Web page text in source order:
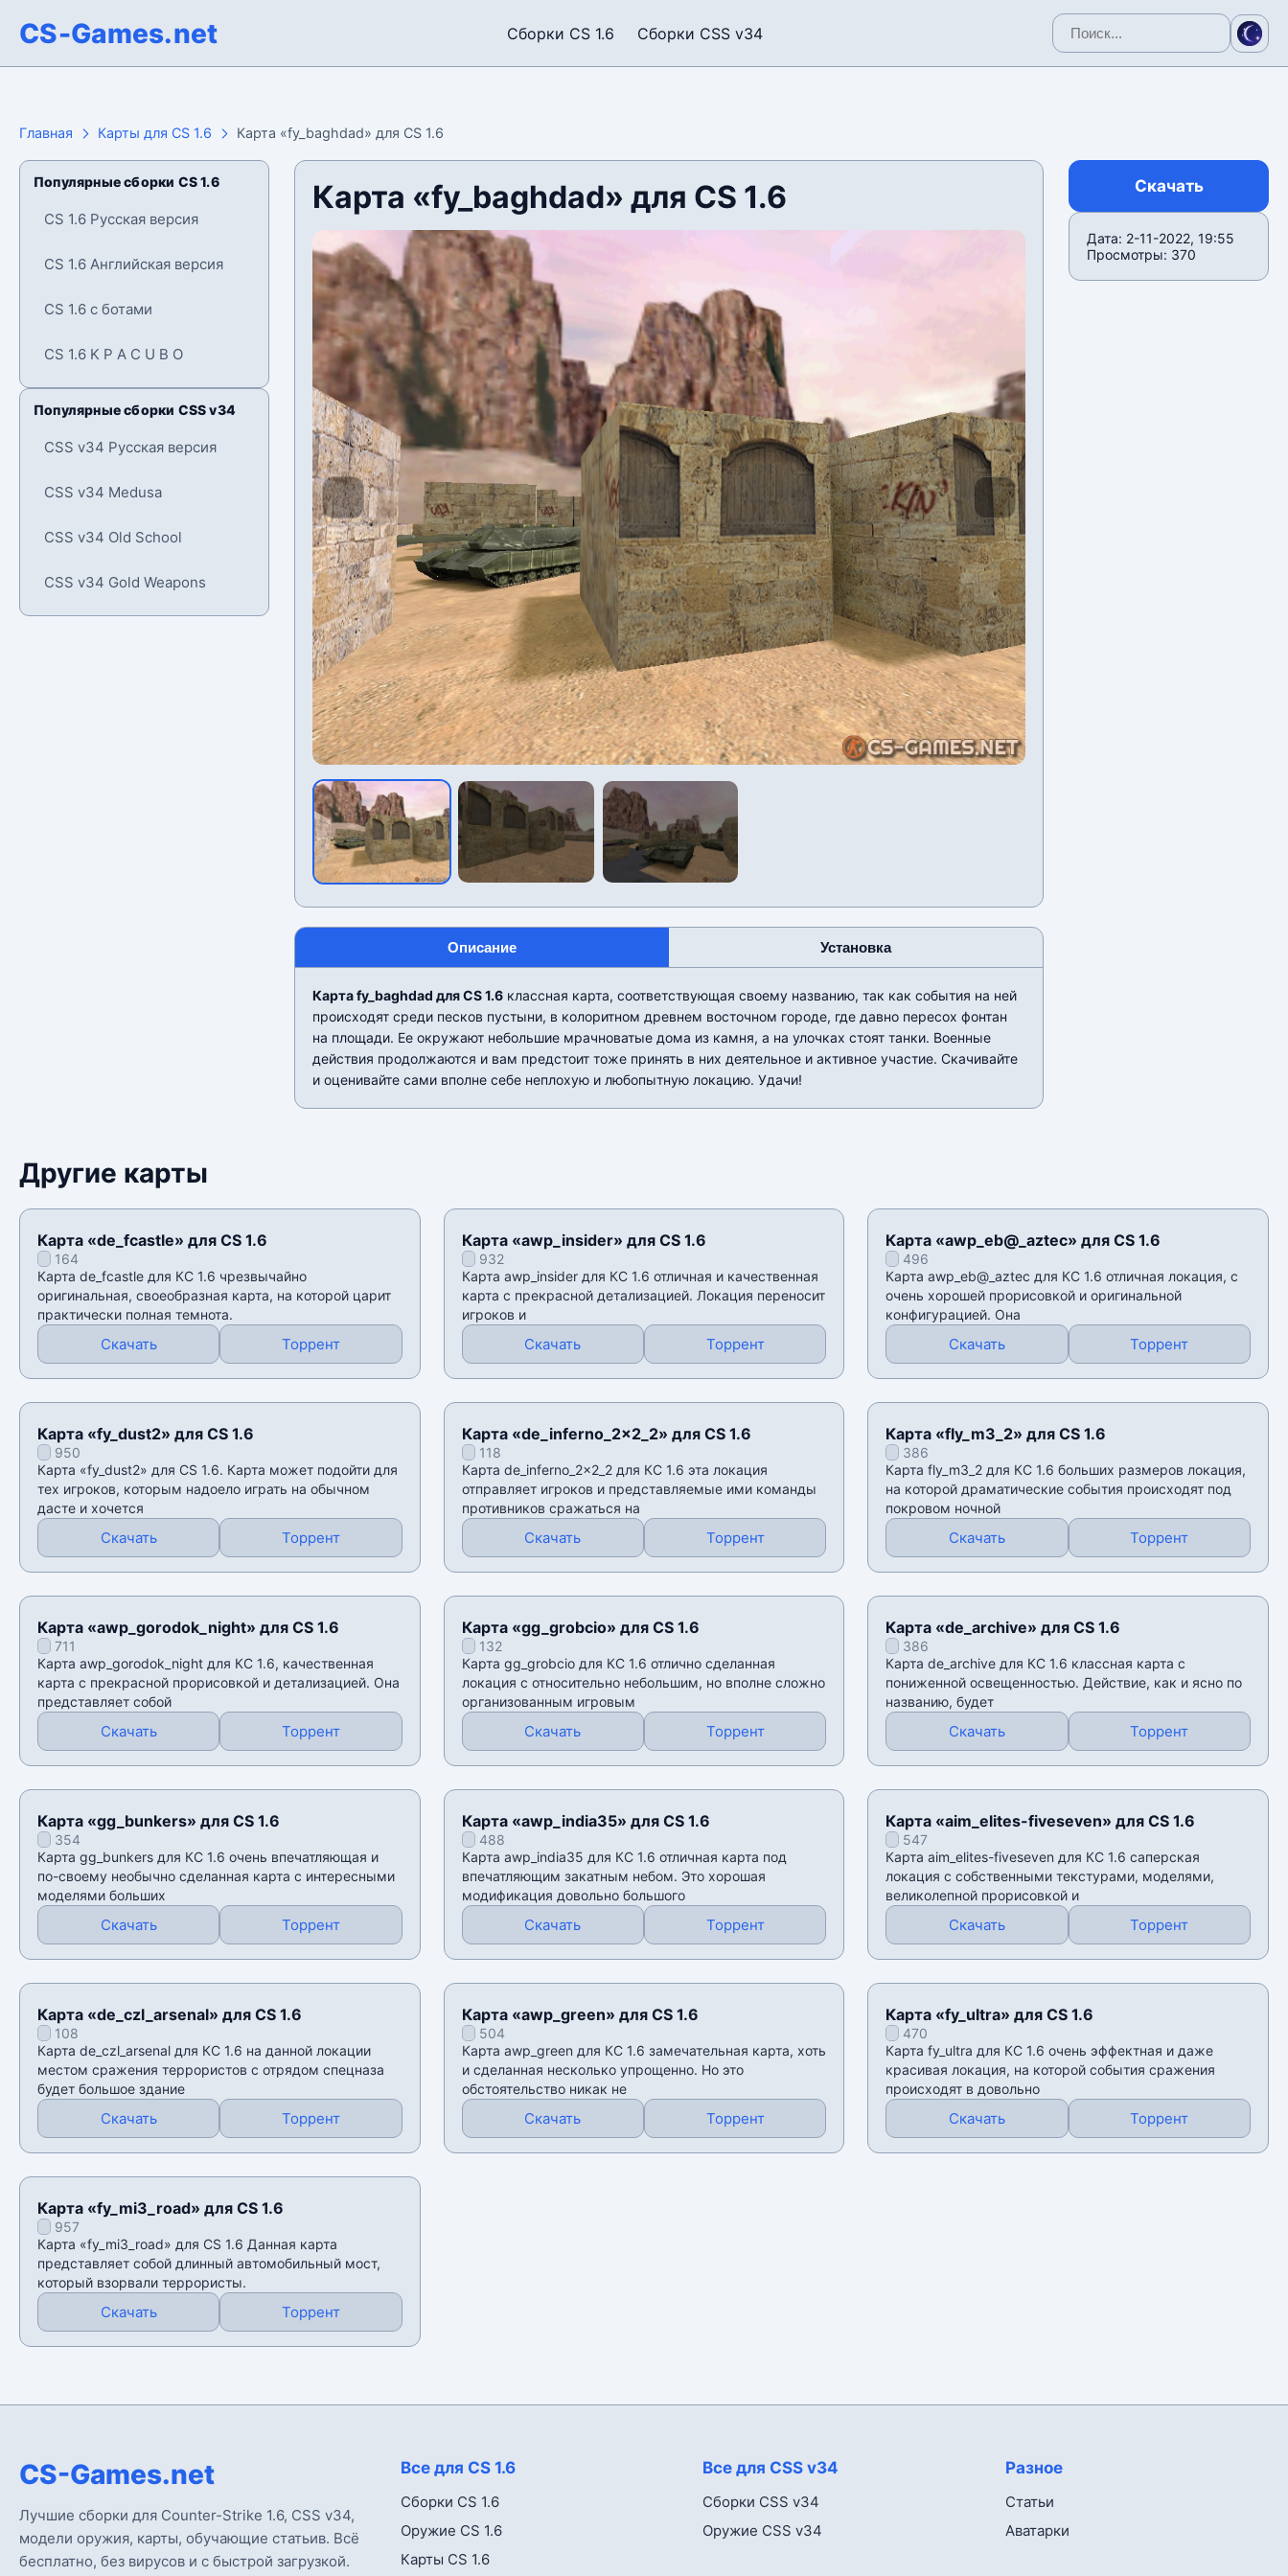
CS-Games.net Сборки CS 1.6 Сборки CSS v34
Главная Карты для CS 1.6 Карта «fy_baghdad» для CS 1.6
Популярные сборки CS 1.6
CS 1.6 Русская версия
CS 1.6 Английская версия
CS 1.6 с ботами
CS 1.6 K P A C U B O
Популярные сборки CSS v34
CSS v34 Русская версия
CSS v34 Medusa
CSS v34 Old School
CSS v34 Gold Weapons
Карта «fy_baghdad» для CS 1.6
Описание Установка
Карта fy_baghdad для CS 1.6классная карта, соответствующая своему названию, так как события на ней
происходят среди песков пустыни, в колоритном древнем восточном городе, где давно пересох фонтан
на площади. Ее окружают небольшие мрачноватые дома из камня, а на улочках стоят танки. Военные
действия продолжаются и вам предстоит тоже принять в них деятельное и активное участие. Скачивайте
и оценивайте сами вполне себе неплохую и любопытную локацию. Удачи!
Скачать
Дата: 2-11-2022, 19:55
Просмотры: 370
Другие карты
Карта «de_fcastle» для CS 1.6
164
Карта de_fcastle для КС 1.6 чрезвычайно
оригинальная, своеобразная карта, на которой царит
практически полная темнота.
Скачать Торрент
Карта «awp_insider» для CS 1.6
932
Карта awp_insider для КС 1.6 отличная и качественная
карта с прекрасной детализацией. Локация переносит
игроков и
Скачать Торрент
Карта «awp_eb@_aztec» для CS 1.6
496
Карта awp_eb@_aztec для КС 1.6 отличная локация, с
очень хорошей прорисовкой и оригинальной
конфигурацией. Она
Скачать Торрент
Карта «fy_dust2» для CS 1.6
950
Карта «fy_dust2» для CS 1.6. Карта может подойти для
тех игроков, которым надоело играть на обычном
дасте и хочется
Скачать Торрент
Карта «de_inferno_2x2_2» для CS 1.6
118
Карта de_inferno_2x2_2 для КС 1.6 эта локация
отправляет игроков и представляемые ими команды
противников сражаться на
Скачать Торрент
Карта «fly_m3_2» для CS 1.6
386
Карта fly_m3_2 для КС 1.6 больших размеров локация,
на которой драматические события происходят под
покровом ночной
Скачать Торрент
Карта «awp_gorodok_night» для CS 1.6
711
Карта awp_gorodok_night для КС 1.6, качественная
карта с прекрасной прорисовкой и детализацией. Она
представляет собой
Скачать Торрент
Карта «gg_grobcio» для CS 1.6
132
Карта gg_grobcio для КС 1.6 отлично сделанная
локация с относительно небольшим, но вполне сложно
организованным игровым
Скачать Торрент
Карта «de_archive» для CS 1.6
386
Карта de_archive для КС 1.6 классная карта с
пониженной освещенностью. Действие, как и ясно по
названию, будет
Скачать Торрент
Карта «gg_bunkers» для CS 1.6
354
Карта gg_bunkers для КС 1.6 очень впечатляющая и
по-своему необычно сделанная карта с интересными
моделями больших
Скачать Торрент
Карта «awp_india35» для CS 1.6
488
Карта awp_india35 для КС 1.6 отличная карта под
впечатляющим закатным небом. Это хорошая
модификация довольно большого
Скачать Торрент
Карта «aim_elites-fiveseven» для CS 1.6
547
Карта aim_elites-fiveseven для КС 1.6 саперская
локация с собственными текстурами, моделями,
великолепной прорисовкой и
Скачать Торрент
Карта «de_czl_arsenal» для CS 1.6
108
Карта de_czl_arsenal для КС 1.6 на данной локации
местом сражения террористов с отрядом спецназа
будет большое здание
Скачать Торрент
Карта «awp_green» для CS 1.6
504
Карта awp_green для КС 1.6 замечательная карта, хоть
и сделанная несколько упрощенно. Но это
обстоятельство никак не
Скачать Торрент
Карта «fy_ultra» для CS 1.6
470
Карта fy_ultra для КС 1.6 очень эффектная и даже
красивая локация, на которой события сражения
происходят в довольно
Скачать Торрент
Карта «fy_mi3_road» для CS 1.6
957
Карта «fy_mi3_road» для CS 1.6 Данная карта
представляет собой длинный автомобильный мост,
который взорвали террористы.
Скачать Торрент
CS-Games.net
Лучшие сборки для Counter-Strike 1.6, CSS v34,
модели оружия, карты, обучающие статьив. Всё
бесплатно, без вирусов и с быстрой загрузкой.
Все для CS 1.6
Сборки CS 1.6
Оружие CS 1.6
Карты CS 1.6
Все для CSS v34
Сборки CSS v34
Оружие CSS v34
Разное
Статьи
Аватарки